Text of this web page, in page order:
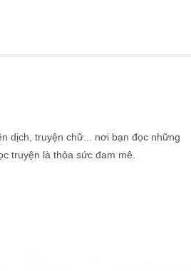
dịch, truyện chữ... nơi bạn đọc những
truyện là thỏa sức đam mê.